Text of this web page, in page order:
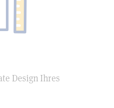
Design Ihres